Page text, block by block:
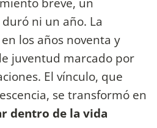
ni un año. La
los años noventa y
juventud marcado por
El vínculo, que
se transformó en
dentro de la vida